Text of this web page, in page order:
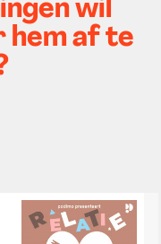
wil
hem af te